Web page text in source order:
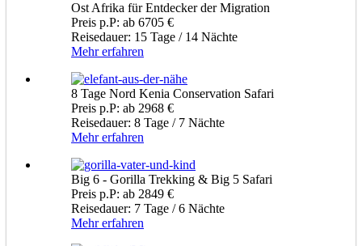
Ost Afrika für Entdecker der Migration
Preis p.P: ab 6705 €
Reisedauer: 15 Tage / 14 Nächte
Mehr erfahren
8 Tage Nord Kenia Conservation Safari
Preis p.P: ab 2968 €
Reisedauer: 8 Tage / 7 Nächte
Mehr erfahren
Big 6 - Gorilla Trekking & Big 5 Safari
Preis p.P: ab 2849 €
Reisedauer: 7 Tage / 6 Nächte
Mehr erfahren